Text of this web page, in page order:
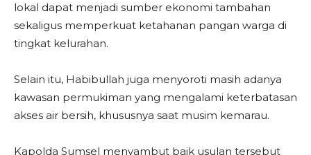
lokal dapat menjadi sumber ekonomi tambahan
sekaligus memperkuat ketahanan pangan warga di
tingkat kelurahan.
Selain itu, Habibullah juga menyoroti masih adanya
kawasan permukiman yang mengalami keterbatasan
akses air bersih, khususnya saat musim kemarau.
Kapolda Sumsel menyambut baik usulan tersebut